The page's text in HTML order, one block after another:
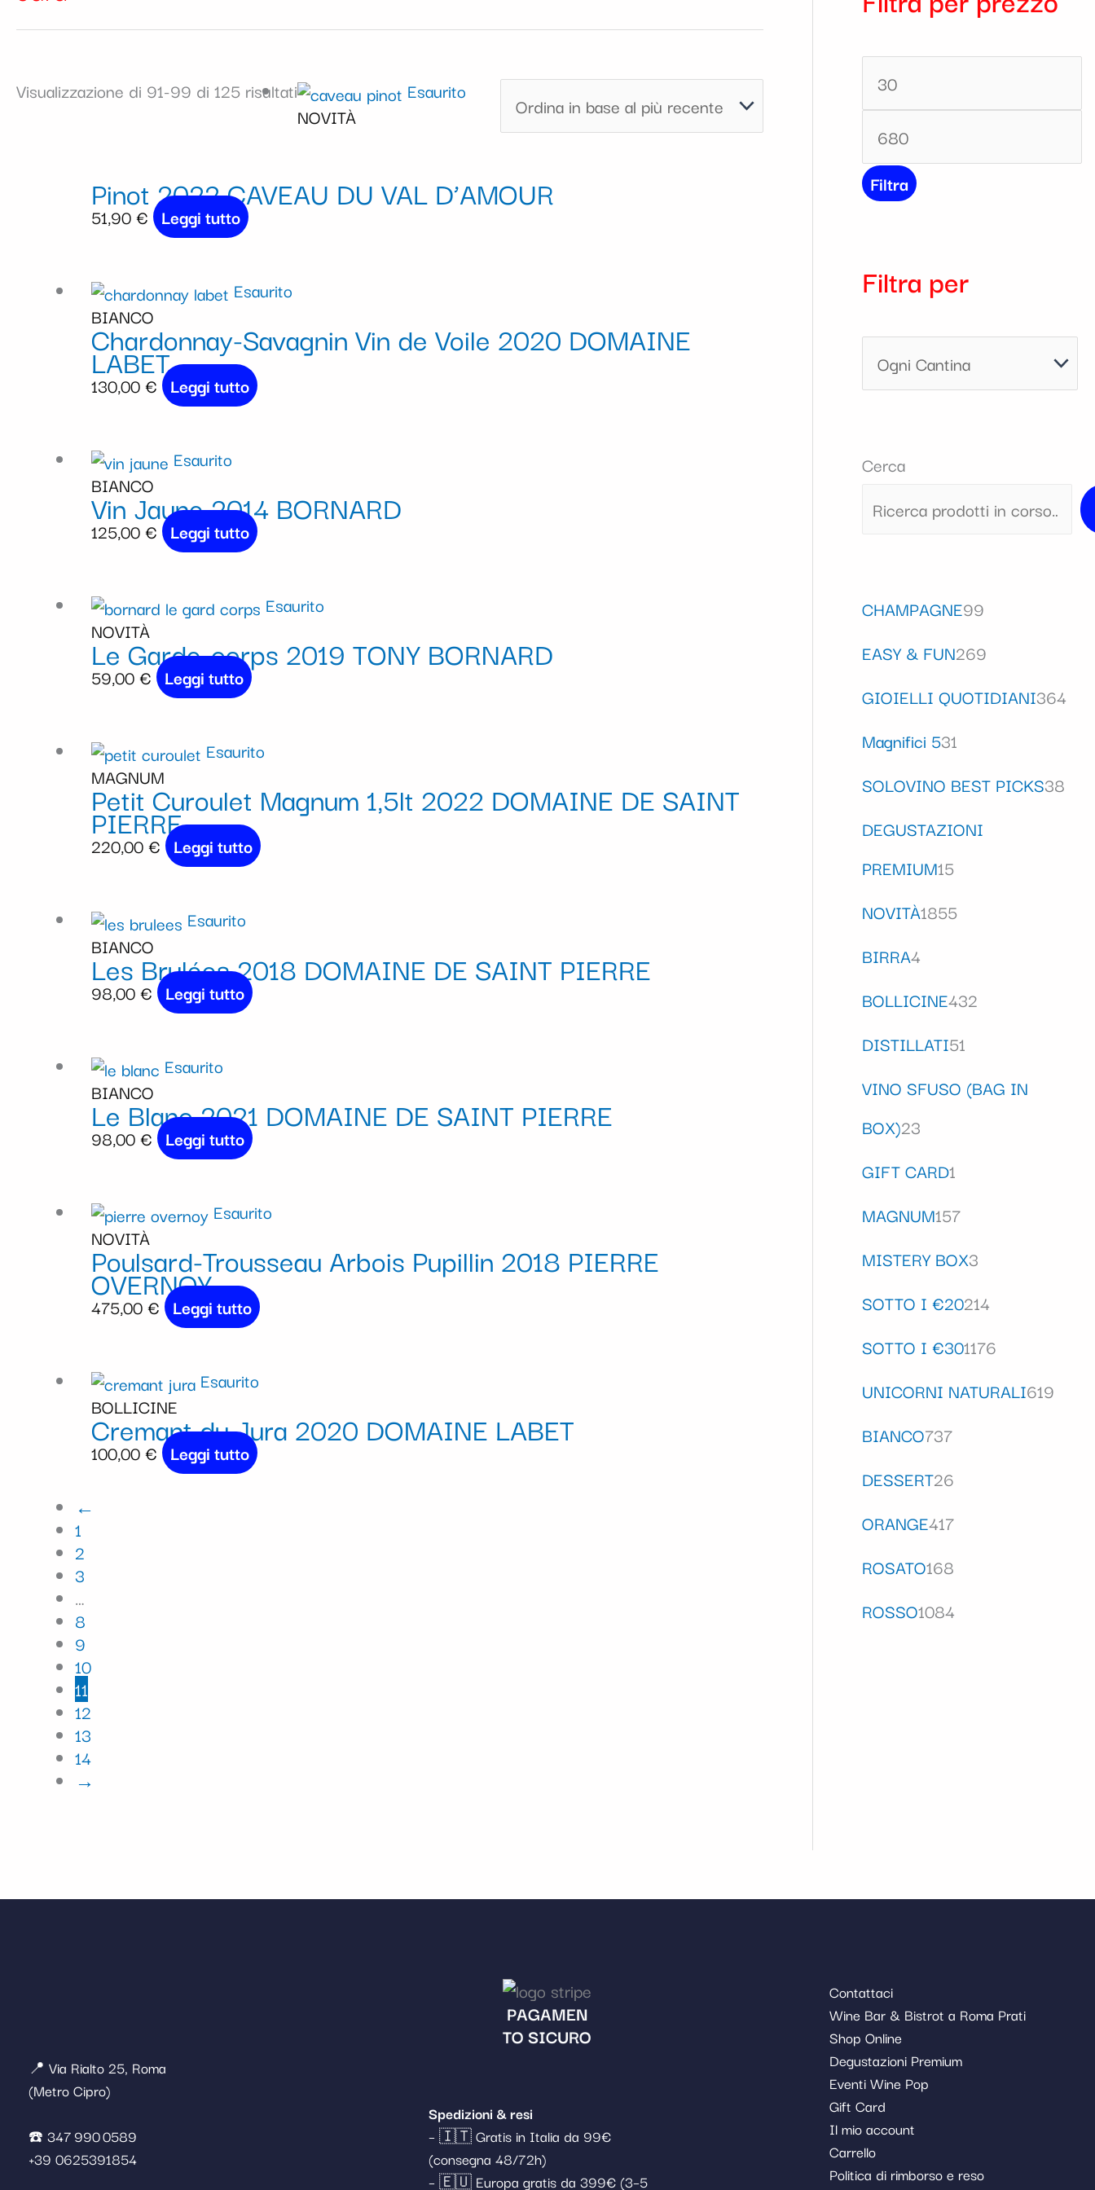
Visualizzazione di 91-99 di 125 risultati
Esaurito
NOVITÀ
Pinot 2022 CAVEAU DU VAL D’AMOUR
51,90€ Leggi tutto
Esaurito
BIANCO
Chardonnay-Savagnin Vin de Voile 2020 DOMAINE
LABET
130,00€ Leggi tutto
Esaurito
BIANCO
Vin Jaune 2014 BORNARD
125,00€ Leggi tutto
Esaurito
NOVITÀ
Le Garde-corps 2019 TONY BORNARD
59,00€ Leggi tutto
Esaurito
MAGNUM
Petit Curoulet Magnum 1,5lt 2022 DOMAINE DE SAINT
PIERRE
220,00€ Leggi tutto
Esaurito
BIANCO
Les Brulées 2018 DOMAINE DE SAINT PIERRE
98,00€ Leggi tutto
Esaurito
BIANCO
Le Blanc 2021 DOMAINE DE SAINT PIERRE
98,00€ Leggi tutto
Esaurito
NOVITÀ
Poulsard-Trousseau Arbois Pupillin 2018 PIERRE
OVERNOY
475,00€ Leggi tutto
Esaurito
BOLLICINE
Cremant du Jura 2020 DOMAINE LABET
100,00€ Leggi tutto
←
1
2
3
…
8
9
10
11
12
13
14
→
Filtra
Filtra per
Cerca
CHAMPAGNE99
EASY & FUN269
GIOIELLI QUOTIDIANI364
Magnifici 531
SOLOVINO BEST PICKS38
DEGUSTAZIONI
PREMIUM15
NOVITÀ1855
BIRRA4
BOLLICINE432
DISTILLATI51
VINO SFUSO (BAG IN
BOX)23
GIFT CARD1
MAGNUM157
MISTERY BOX3
SOTTO I €20214
SOTTO I €301176
UNICORNI NATURALI619
BIANCO737
DESSERT26
ORANGE417
ROSATO168
ROSSO1084
📍 Via Rialto 25, Roma
(Metro Cipro)
☎️ 347 990 0589
+39 0625391854
PAGAMEN
TO SICURO
Spedizioni & resi
– 🇮🇹 Gratis in Italia da 99€
(consegna 48/72h)
– 🇪🇺 Europa gratis da 399€ (3–5
Contattaci
Wine Bar & Bistrot a Roma Prati
Shop Online
Degustazioni Premium
Eventi Wine Pop
Gift Card
Il mio account
Carrello
Politica di rimborso e reso